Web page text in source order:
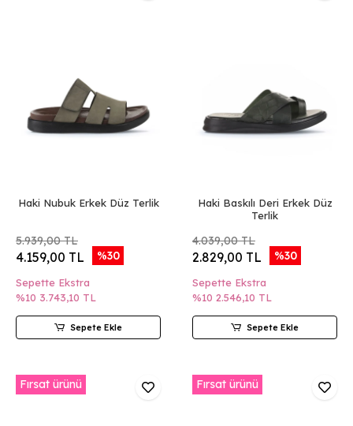
Haki Nubuk Erkek Düz Terlik
5.939,00 TL
4.159,00 TL %30
Sepette Ekstra
%10 3.743,10 TL
Sepete Ekle
Haki Baskılı Deri Erkek Düz
Terlik
4.039,00 TL
2.829,00 TL %30
Sepette Ekstra
%10 2.546,10 TL
Sepete Ekle
Fırsat ürünü Fırsat ürünü